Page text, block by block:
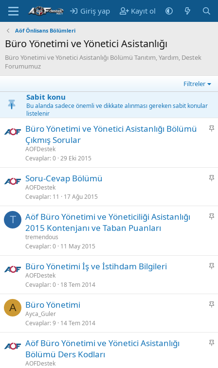
Giriş yap Kayıt ol
Aöf Önlisans Bölümleri
Büro Yönetimi ve Yönetici Asistanlığı
Büro Yönetimi ve Yönetici Asistanlığı Bölümü Tanıtım, Yardım, Destek
Forumumuz
Filtreler
Sabit konu
Bu alanda sadece önemli ve dikkate alınması gereken sabit konular
listelenir
S
t
Büro Yönetimi ve Yönetici Asistanlığı Bölümü
Çıkmış Sorular
AOFDestek
Cevaplar 0 29 Eki 2015
S
i
t
Soru-Cevap Bölümü
AOFDestek
Cevaplar 11 17 Ağu 2015
T
S
t
Aöf Büro Yönetimi ve Yöneticiliği Asistanlığı
2015 Kontenjanı ve Taban Puanları
tremendous
Cevaplar 0 11 May 2015
S
i
t
Büro Yönetimi İş ve İstihdam Bilgileri
AOFDestek
Cevaplar 0 18 Tem 2014
A
S
i
t
Büro Yönetimi
Ayca_Guler
Cevaplar 9 14 Tem 2014
S
Aöf Büro Yönetimi ve Yönetici Asistanlığı
Bölümü Ders Kodları
AOFDestek